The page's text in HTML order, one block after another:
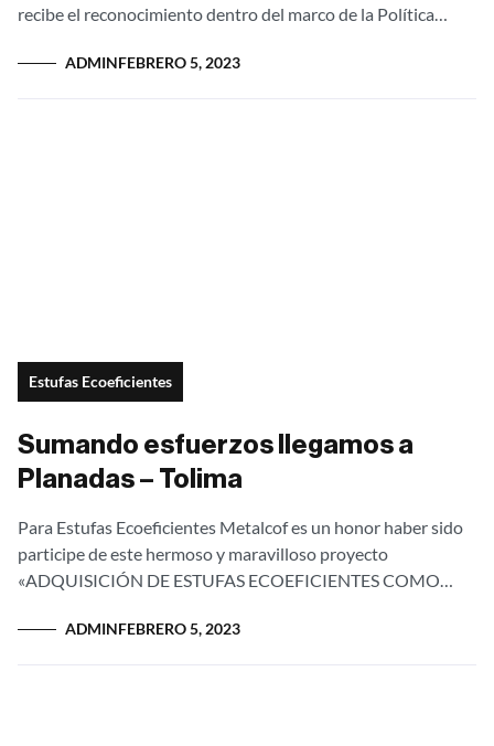
recibe el reconocimiento dentro del marco de la Política
ADMINFEBRERO 5, 2023
Estufas Ecoeficientes
Sumando esfuerzos llegamos a
Planadas – Tolima
Para Estufas Ecoeficientes Metalcof es un honor haber sido
participe de este hermoso y maravilloso proyecto
«ADQUISICIÓN DE ESTUFAS ECOEFICIENTES COMO
RURAL DEL MUNICIPIO...
ADMINFEBRERO 5, 2023